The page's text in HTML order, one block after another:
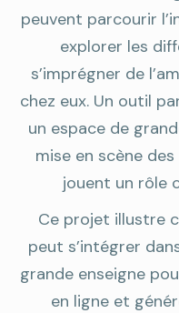
peuvent parcourir
explorer les
s’imprégner de
chez eux. Un outil
un espace de
mise en scène
jouent un rôle
Ce projet illustre
peut s’intégrer
grande enseigne
en ligne et